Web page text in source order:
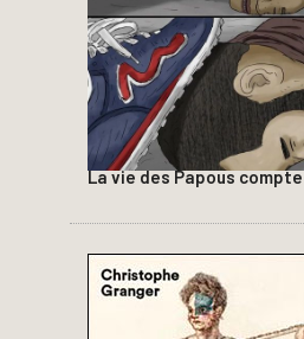
La vie des Papous compte